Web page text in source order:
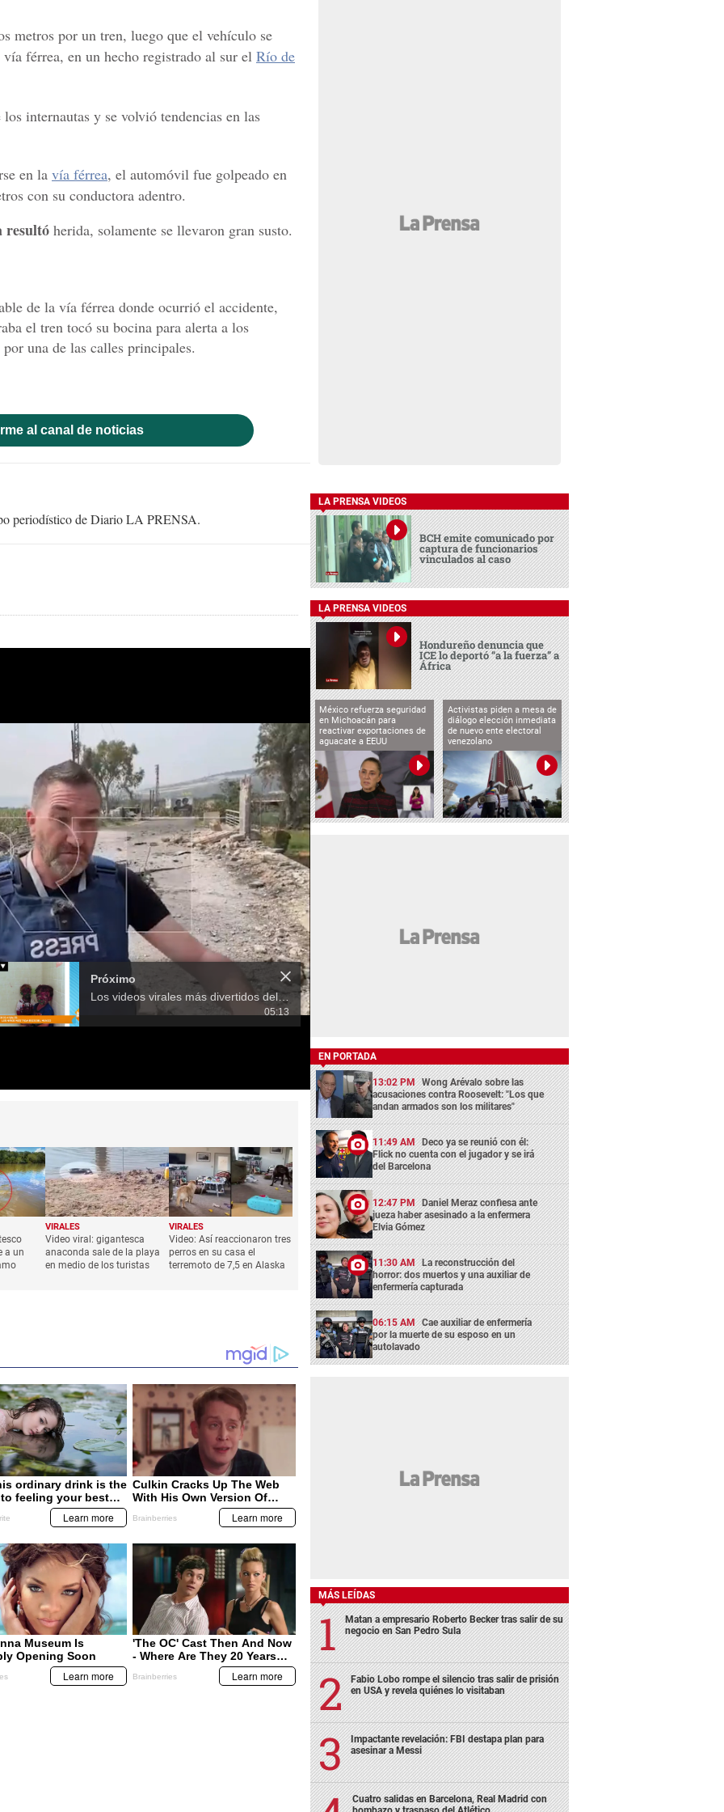
metros por un tren, luego que el vehículo se
férrea, en un hecho registrado al sur el Río de
internautas y se volvió tendencias en las
en la vía férrea, el automóvil fue golpeado en
con su conductora adentro.
resultó herida, solamente se llevaron gran susto.
de la vía férrea donde ocurrió el accidente,
el tren tocó su bocina para alerta a los
una de las calles principales.
al canal de noticias
periodístico de Diario LA PRENSA.
Próximo
Los videos virales más divertidos del día
05:13
a un
VIRALES
Video viral: gigantesca
anaconda sale de la playa
en medio de los turistas
VIRALES
Video: Así reaccionaron tres
perros en su casa el
terremoto de 7,5 en Alaska
LA PRENSA VIDEOS
BCH emite comunicado por
captura de funcionarios
vinculados al caso
LA PRENSA VIDEOS
Hondureño denuncia que
ICE lo deportó “a la fuerza” a
África
México refuerza seguridad
en Michoacán para
reactivar exportaciones de
aguacate a EEUU
Activistas piden a mesa de
diálogo elección inmediata
de nuevo ente electoral
venezolano
EN PORTADA
13:02 PM Wong Arévalo sobre las
acusaciones contra Roosevelt: "Los que
andan armados son los militares"
11:49 AM Deco ya se reunió con él:
Flick no cuenta con el jugador y se irá
del Barcelona
12:47 PM Daniel Meraz confiesa ante
jueza haber asesinado a la enfermera
Elvia Gómez
11:30 AM La reconstrucción del
horror: dos muertos y una auxiliar de
enfermería capturada
06:15 AM Cae auxiliar de enfermería
por la muerte de su esposo en un
autolavado
MÁS LEÍDAS
Matan a empresario Roberto Becker tras salir de su
negocio en San Pedro Sula
Fabio Lobo rompe el silencio tras salir de prisión
en USA y revela quiénes lo visitaban
Impactante revelación: FBI destapa plan para
asesinar a Messi
Cuatro salidas en Barcelona, Real Madrid con